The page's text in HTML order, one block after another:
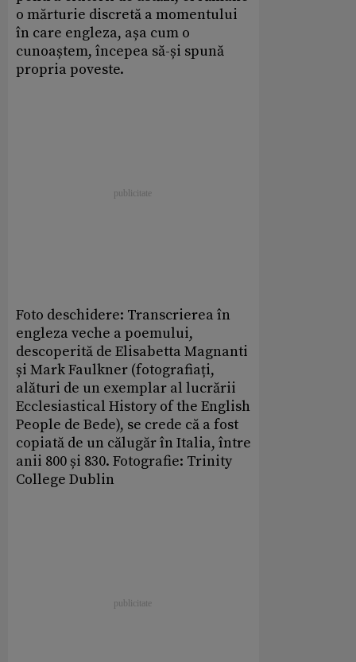
o mărturie discretă a momentului
în care engleza, așa cum o
cunoaștem, începea să-și spună
propria poveste.
Foto deschidere: Transcrierea în
engleza veche a poemului,
descoperită de Elisabetta Magnanti
și Mark Faulkner (fotografiați,
alături de un exemplar al lucrării
Ecclesiastical History of the English
People de Bede), se crede că a fost
copiată de un călugăr în Italia, între
anii 800 și 830. Fotografie: Trinity
College Dublin